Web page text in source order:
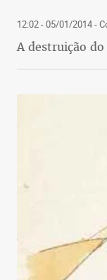
12:02 - 05/01/2014-
A destruição